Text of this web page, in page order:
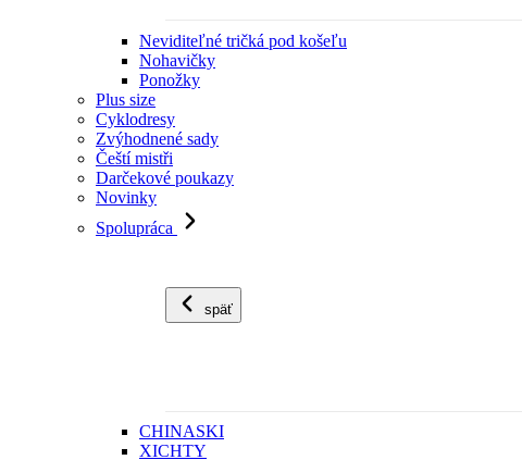
Neviditeľné tričká pod košeľu
Nohavičky
Ponožky
Plus size
Cyklodresy
Zvýhodnené sady
Čeští mistři
Darčekové poukazy
Novinky
Spolupráca
späť
CHINASKI
XICHTY